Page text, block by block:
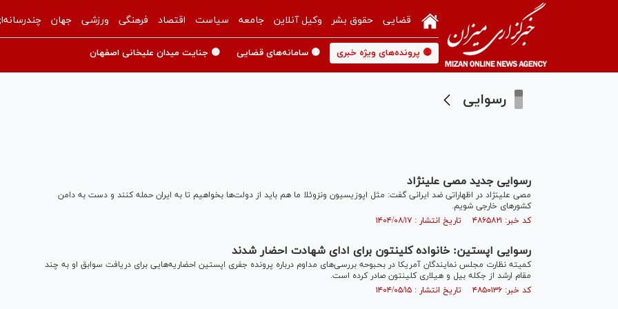
قضایی حقوق بشر وکیل آنلاین جامعه سیاست اقتصاد فرهنگی ورزشی جهان
🟡 پرونده‌های ویژه خبری 🟡 سامانه‌های قضایی 🟡 جنایت میدان علیخانی اصفهان
رسوایی
رسوایی جدید مصی علینژاد
مصی علینژاد در اظهاراتی ضد ایرانی گفت: مثل اپوزیسیون ونزوئلا ما هم باید از دولت‌ها بخواهیم تا به ایران حمله کنند و دست به دامن
کشورهای خارجی شویم.
کد خبر: ۴۸۶۵۸۲۱ تاریخ انتشار : ۱۴۰۴/۰۸/۱۷
رسوایی اپستین: خانواده کلینتون برای ادای شهادت احضار شدند
کمیته نظارت مجلس نمایندگان آمریکا در بحبوحه بررسی‌های مداوم درباره پرونده جفری اپستین احضاریه‌هایی برای دریافت سوابق او به چند
مقام ارشد از جکله بیل و هیلاری کلینتون صادر کرده است.
کد خبر: ۴۸۵۰۱۳۶ تاریخ انتشار : ۱۴۰۴/۰۵/۱۵